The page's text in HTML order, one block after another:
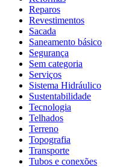
Reparos
Revestimentos
Sacada
Saneamento básico
Segurança
Sem categoria
Serviços
Sistema Hidráulico
Sustentabilidade
Tecnologia
Telhados
Terreno
Topografia
Transporte
Tubos e conexões